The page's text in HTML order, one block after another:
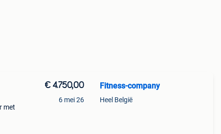
met
€ 4.750,00
6 mei 26
Fitness-company
Heel België